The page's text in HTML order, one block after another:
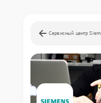
Сервисный центр